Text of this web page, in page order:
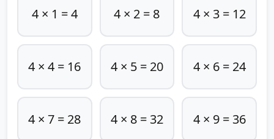
4 × 1 = 4 4 × 2 = 8 4 × 3 = 12
4 × 4 = 16 4 × 5 = 20 4 × 6 = 24
4 × 7 = 28 4 × 8 = 32 4 × 9 = 36